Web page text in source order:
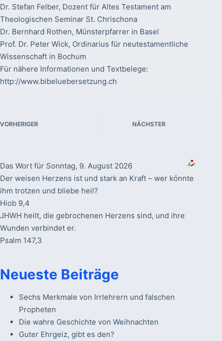
Dr. Stefan Felber, Dozent für Altes Testament am
Theologischen Seminar St. Chrischona
Dr. Bernhard Rothen, Münsterpfarrer in Basel
Prof. Dr. Peter Wick, Ordinarius für neutestamentliche
Wissenschaft in Bochum
Für nähere Informationen und Textbelege:
http://www.bibeluebersetzung.ch
VORHERIGER NÄCHSTER
Das Wort für Sonntag, 9. August 2026
Der weisen Herzens ist und stark an Kraft – wer könnte
ihm trotzen und bliebe heil?
Hiob 9,4
JHWH heilt, die gebrochenen Herzens sind, und ihre
Wunden verbindet er.
Psalm 147,3
Neueste Beiträge
Sechs Merkmale von Irrlehrern und falschen
Propheten
Die wahre Geschichte von Weihnachten
Guter Ehrgeiz, gibt es den?